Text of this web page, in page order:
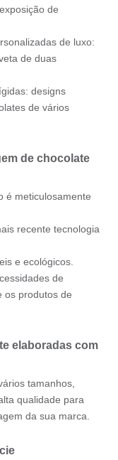
de
de luxo:
de duas
designs
de vários
de chocolate
é meticulosamente
recente tecnologia
e ecológicos.
de
os produtos de
elaboradas com
tamanhos,
qualidade para
da sua marca.